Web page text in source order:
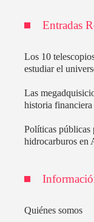
Entradas
Los 10
estudiar el
Las
historia
Políticas públicas
hidrocarburos en
Quiénes somos